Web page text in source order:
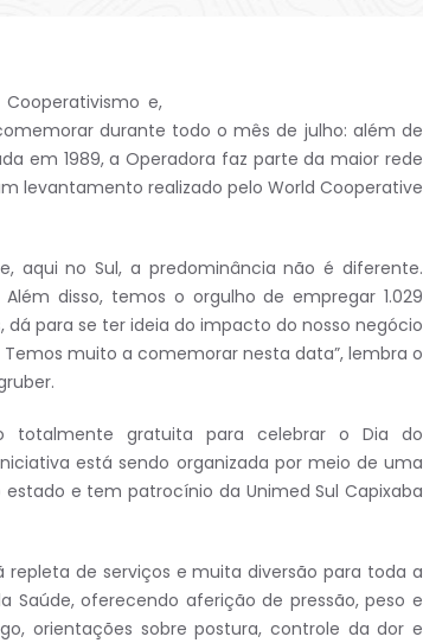
e,
durante todo o mês de julho: além de
em 1989, a Operadora faz parte da maior rede
levantamento realizado pelo World Cooperative
aqui no Sul, a predominância não é diferente.
disso, temos o orgulho de empregar 1.029
dá para se ter ideia do impacto do nosso negócio
muito a comemorar nesta data”, lembra o
totalmente gratuita para celebrar o Dia do
está sendo organizada por meio de uma
e tem patrocínio da Unimed Sul Capixaba
de serviços e muita diversão para toda a
Saúde, oferecendo aferição de pressão, peso e
orientações sobre postura, controle da dor e